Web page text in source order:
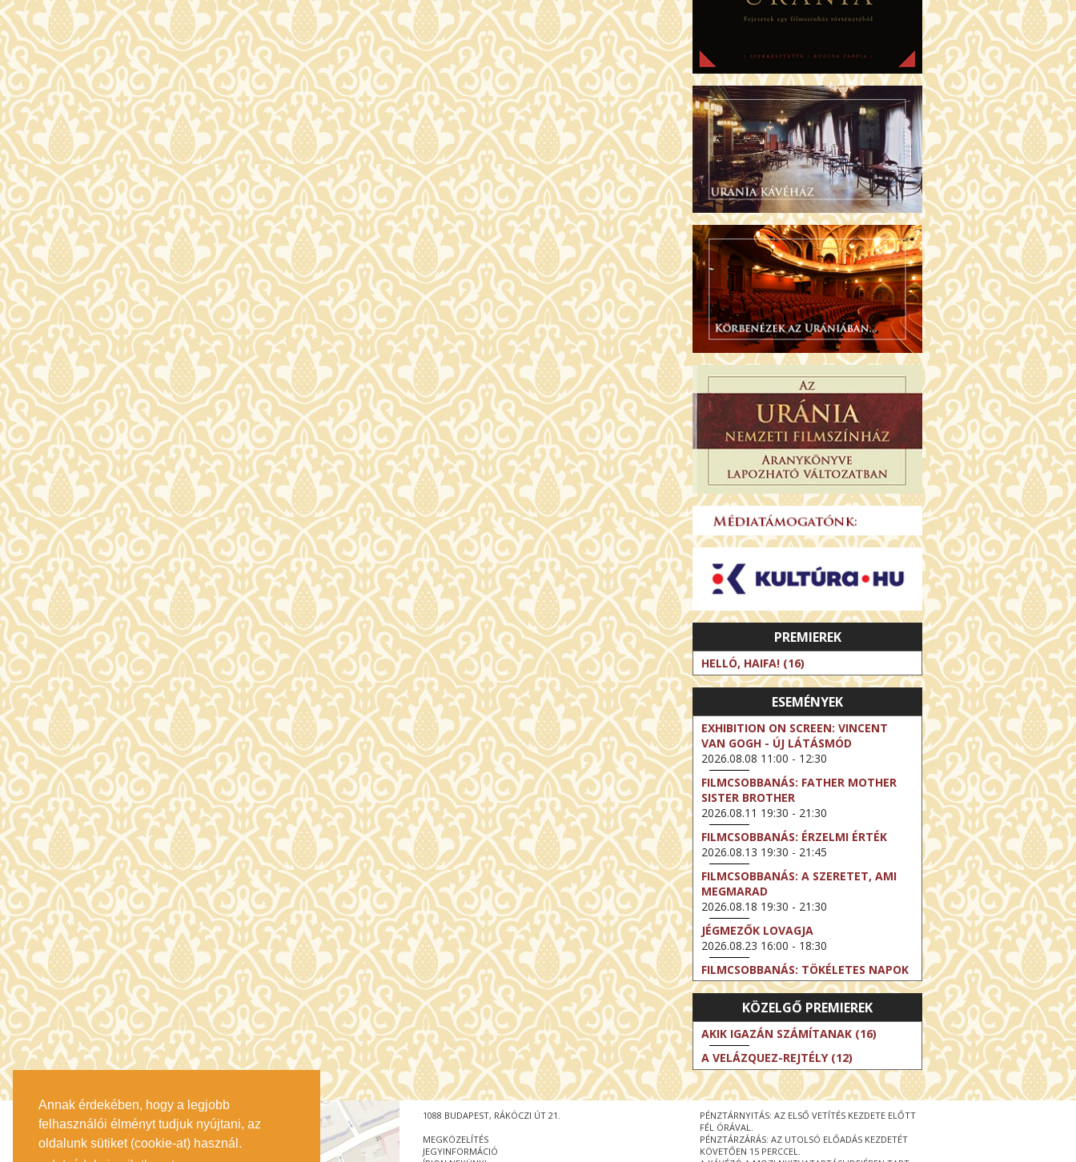
Annak érdekében, hogy a legjobb
felhasználói élményt tudjuk nyújtani, az
oldalunk sütiket (cookie-at) használ.
PREMIEREK
HELLÓ, HAIFA! (16)
ESEMÉNYEK
EXHIBITION ON SCREEN: VINCENT
VAN GOGH - ÚJ LÁTÁSMÓD
2026.08.08 11:00 - 12:30
FILMCSOBBANÁS: FATHER MOTHER
SISTER BROTHER
2026.08.11 19:30 - 21:30
FILMCSOBBANÁS: ÉRZELMI ÉRTÉK
2026.08.13 19:30 - 21:45
FILMCSOBBANÁS: A SZERETET, AMI
MEGMARAD
2026.08.18 19:30 - 21:30
JÉGMEZŐK LOVAGJA
2026.08.23 16:00 - 18:30
FILMCSOBBANÁS: TÖKÉLETES NAPOK
2026.08.25 19:30 - 21:45
FILMCSOBBANÁS: IFJÚSÁG
2026.08.27 19:30 - 21:30
EXHIBITION ON SCREEN: VINCENT
VAN GOGH - ÚJ LÁTÁSMÓD
2026.08.30 11:00 - 12:30
NT LIVE / DAVID IRELAND: THE FIFTH
STEP
2026.09.01 19:00 - 21:00
BERLIN ELESTE
KÖZELGŐ PREMIEREK
AKIK IGAZÁN SZÁMÍTANAK (16)
A VELÁZQUEZ-REJTÉLY (12)
PÉNZTÁRNYITÁS: AZ ELSŐ VETÍTÉS KEZDETE ELŐTT
FÉL ÓRÁVAL.
PÉNZTÁRZÁRÁS: AZ UTOLSÓ ELŐADÁS KEZDETÉT
KÖVETŐEN 15 PERCCEL.
1088 BUDAPEST, RÁKÓCZI ÚT 21.
MEGKÖZELÍTÉS
JEGYINFORMÁCIÓ